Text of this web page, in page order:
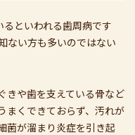
といわれる歯周病です
ない方も多いのではない
きや歯を支えている骨など
まくできておらず、汚れが
菌が溜まり炎症を引き起